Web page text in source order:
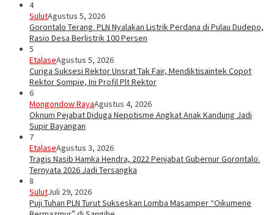
4
SulutAgustus 5, 2026
Gorontalo Terang. PLN Nyalakan Listrik Perdana di Pulau Dudepo,
Rasio Desa Berlistrik 100 Persen
5
EtalaseAgustus 5, 2026
Curiga Suksesi Rektor Unsrat Tak Fair, Mendiktisaintek Copot
Rektor Sompie, Ini Profil Plt Rektor
6
Mongondow RayaAgustus 4, 2026
Oknum Pejabat Diduga Nepotisme Angkat Anak Kandung Jadi
Supir Bayangan
7
EtalaseAgustus 3, 2026
Tragis Nasib Hamka Hendra, 2022 Penjabat Gubernur Gorontalo.
Ternyata 2026 Jadi Tersangka
8
SulutJuli 29, 2026
Puji Tuhan PLN Turut Sukseskan Lomba Masamper “Oikumene